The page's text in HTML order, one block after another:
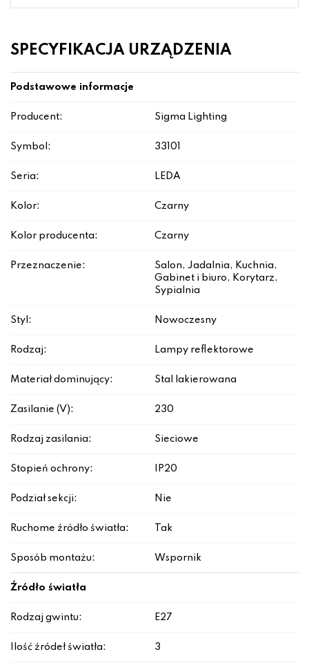
SPECYFIKACJA URZĄDZENIA
Podstawowe informacje
Producent: Sigma Lighting
Symbol: 33101
Seria: LEDA
Kolor: Czarny
Kolor producenta: Czarny
Przeznaczenie:
Salon, Jadalnia, Kuchnia,
Gabinet i biuro, Korytarz,
Sypialnia
Styl: Nowoczesny
Rodzaj: Lampy reflektorowe
Materiał dominujący: Stal lakierowana
Zasilanie (V): 230
Rodzaj zasilania: Sieciowe
Stopień ochrony: IP20
Podział sekcji: Nie
Ruchome źródło światła: Tak
Sposób montażu: Wspornik
Źródło światła
Rodzaj gwintu: E27
Ilość źródeł światła: 3